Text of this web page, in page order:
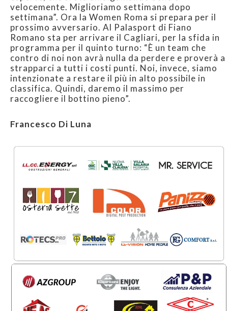
velocemente. Miglioriamo settimana dopo
settimana”. Ora la Women Roma si prepara per il
prossimo avversario. Al Palasport di Fiano
Romano sta per arrivare il Cagliari, per la sfida in
programma per il quinto turno: “È un team che
contro di noi non avrà nulla da perdere e proverà a
strapparci a tutti i costi punti. Noi, invece, siamo
intenzionate a restare il più in alto possibile in
classifica. Quindi, daremo il massimo per
raccogliere il bottino pieno”.
Francesco Di Luna